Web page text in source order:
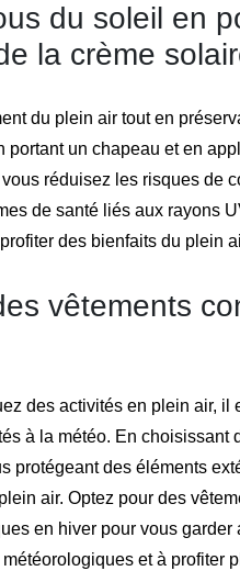
du soleil en
la crème
du plein air tout en
portant un chapeau et en
réduisez les risques de
de santé liés aux rayons
des bienfaits du plein
vêtements
des activités en plein air,
à la météo. En choisissant
protégeant des éléments
air. Optez pour des
en hiver pour vous
et à profiter